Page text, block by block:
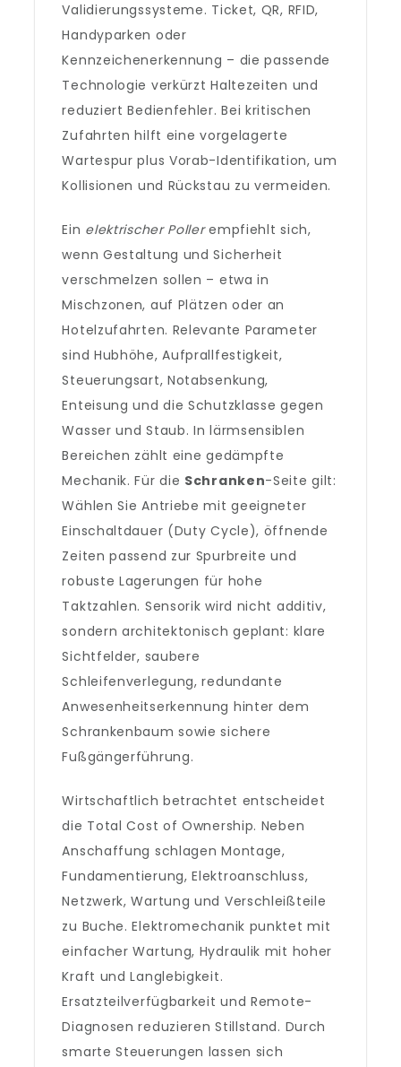
Validierungssysteme. Ticket, QR, RFID,
Handyparken oder
Kennzeichenerkennung – die passende
Technologie verkürzt Haltezeiten und
reduziert Bedienfehler. Bei kritischen
Zufahrten hilft eine vorgelagerte
Wartespur plus Vorab-Identifikation, um
Kollisionen und Rückstau zu vermeiden.
Ein elektrischer Pollerempfiehlt sich,
wenn Gestaltung und Sicherheit
verschmelzen sollen – etwa in
Mischzonen, auf Plätzen oder an
Hotelzufahrten. Relevante Parameter
sind Hubhöhe, Aufprallfestigkeit,
Steuerungsart, Notabsenkung,
Enteisung und die Schutzklasse gegen
Wasser und Staub. In lärmsensiblen
Bereichen zählt eine gedämpfte
Mechanik. Für die Schranken-Seite gilt:
Wählen Sie Antriebe mit geeigneter
Einschaltdauer (Duty Cycle), öffnende
Zeiten passend zur Spurbreite und
robuste Lagerungen für hohe
Taktzahlen. Sensorik wird nicht additiv,
sondern architektonisch geplant: klare
Sichtfelder, saubere
Schleifenverlegung, redundante
Anwesenheitserkennung hinter dem
Schrankenbaum sowie sichere
Fußgängerführung.
Wirtschaftlich betrachtet entscheidet
die Total Cost of Ownership. Neben
Anschaffung schlagen Montage,
Fundamentierung, Elektroanschluss,
Netzwerk, Wartung und Verschleißteile
zu Buche. Elektromechanik punktet mit
einfacher Wartung, Hydraulik mit hoher
Kraft und Langlebigkeit.
Ersatzteilverfügbarkeit und Remote-
Diagnosen reduzieren Stillstand. Durch
smarte Steuerungen lassen sich